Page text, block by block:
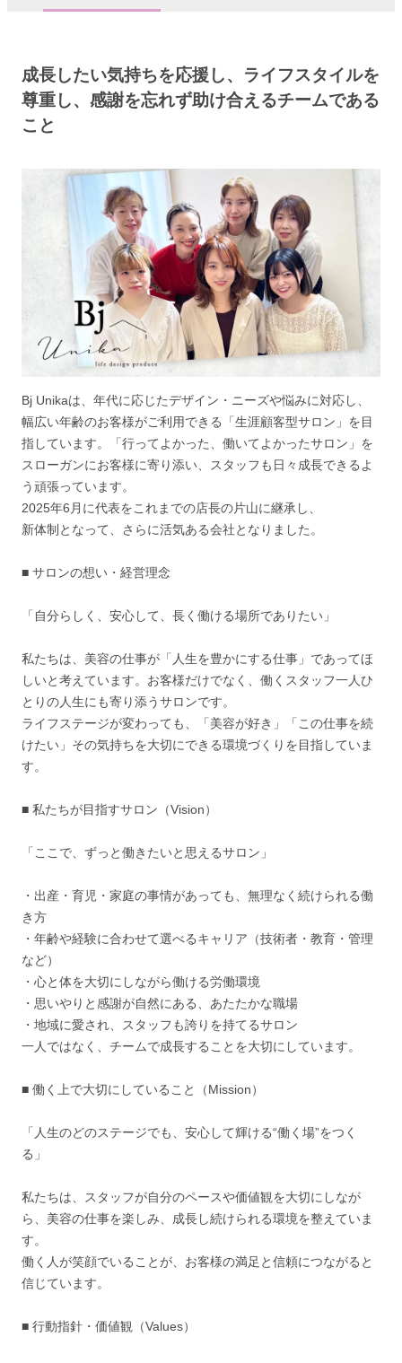
成長したい気持ちを応援し、ライフスタイルを
尊重し、感謝を忘れず助け合えるチームである
こと
Bj Unikaは、年代に応じたデザイン・ニーズや悩みに対応し、
幅広い年齢のお客様がご利用できる「生涯顧客型サロン」を目
指しています。「行ってよかった、働いてよかったサロン」を
スローガンにお客様に寄り添い、スタッフも日々成長できるよ
う頑張っています。
2025年6月に代表をこれまでの店長の片山に継承し、
新体制となって、さらに活気ある会社となりました。
■ サロンの想い・経営理念
「自分らしく、安心して、長く働ける場所でありたい」
私たちは、美容の仕事が「人生を豊かにする仕事」であってほ
しいと考えています。お客様だけでなく、働くスタッフ一人ひ
とりの人生にも寄り添うサロンです。
ライフステージが変わっても、「美容が好き」「この仕事を続
けたい」その気持ちを大切にできる環境づくりを目指していま
す。
■ 私たちが目指すサロン（Vision）
「ここで、ずっと働きたいと思えるサロン」
・出産・育児・家庭の事情があっても、無理なく続けられる働
き方
・年齢や経験に合わせて選べるキャリア（技術者・教育・管理
など）
・心と体を大切にしながら働ける労働環境
・思いやりと感謝が自然にある、あたたかな職場
・地域に愛され、スタッフも誇りを持てるサロン
一人ではなく、チームで成長することを大切にしています。
■ 働く上で大切にしていること（Mission）
「人生のどのステージでも、安心して輝ける“働く場”をつく
る」
私たちは、スタッフが自分のペースや価値観を大切にしなが
ら、美容の仕事を楽しみ、成長し続けられる環境を整えていま
す。
働く人が笑顔でいることが、お客様の満足と信頼につながると
信じています。
■ 行動指針・価値観（Values）